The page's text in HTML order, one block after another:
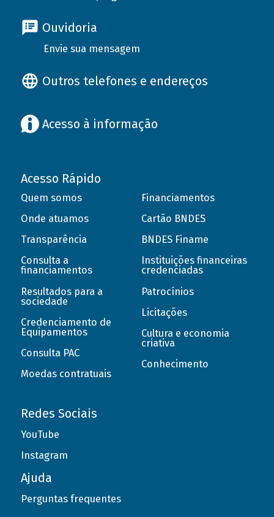
Ouvidoria
Envie sua mensagem
Outros telefones e endereços
Acesso à informação
Acesso Rápido
Quem somos
Onde atuamos
Transparência
Consulta a
financiamentos
Resultados para a
sociedade
Credenciamento de
Equipamentos
Consulta PAC
Moedas contratuais
Financiamentos
Cartão BNDES
BNDES Finame
Instituições financeiras
credenciadas
Patrocínios
Licitações
Cultura e economia
criativa
Conhecimento
Redes Sociais
YouTube
Instagram
Ajuda
Perguntas frequentes